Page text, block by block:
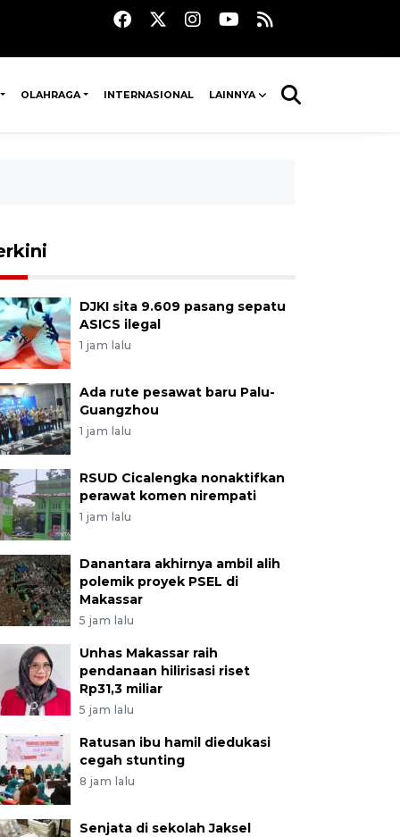
OLAHRAGA INTERNASIONAL LAINNYA
DJKI sita 9.609 pasang sepatu
ASICS ilegal
1 jam lalu
Ada rute pesawat baru Palu-
Guangzhou
1 jam lalu
RSUD Cicalengka nonaktifkan
perawat komen nirempati
1 jam lalu
Danantara akhirnya ambil alih
polemik proyek PSEL di
Makassar
5 jam lalu
Unhas Makassar raih
pendanaan hilirisasi riset
Rp31,3 miliar
5 jam lalu
Ratusan ibu hamil diedukasi
cegah stunting
8 jam lalu
Senjata di sekolah Jaksel